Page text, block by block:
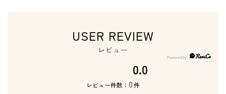
USER REVIEW
レビュー
0.0
レビュー件数： 0件